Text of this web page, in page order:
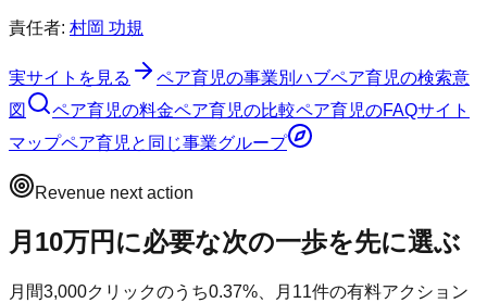
責任者: 村岡 功規
実サイトを見る ペア育児の事業別ハブペア育児の検索意
図
ペア育児の料金ペア育児の比較ペア育児のFAQサイト
マップペア育児 と同じ事業グループ
Revenue next action
月10万円に必要な次の一歩を先に選ぶ
月間3,000クリックのうち0.37%、月 11件の有料アクション